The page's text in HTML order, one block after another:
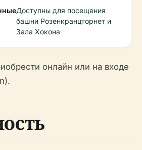
Доступны для посещения
башни Розенкранцторнет и
Зала Хокона
онлайн или на входе